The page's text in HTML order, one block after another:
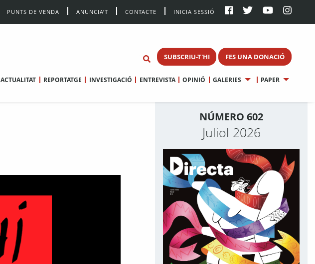
PUNTS DE VENDA ANUNCIA’T CONTACTE INICIA SESSIÓ
SUBSCRIU-T'HI FES UNA DONACIÓ
ACTUALITAT REPORTATGE INVESTIGACIÓ ENTREVISTA OPINIÓ GALERIES PAPER
NÚMERO 602
Juliol 2026